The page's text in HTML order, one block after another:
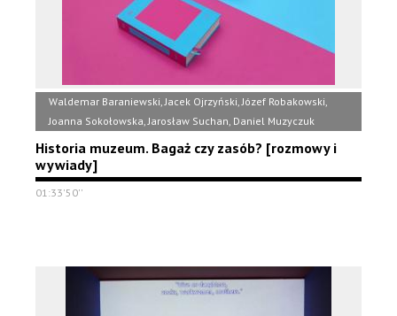
Waldemar Baraniewski, Jacek Ojrzyński, Józef Robakowski,
Joanna Sokołowska, Jarosław Suchan, Daniel Muzyczuk
Historia muzeum. Bagaż czy zasób? [rozmowy i
wywiady]
01:33'50''